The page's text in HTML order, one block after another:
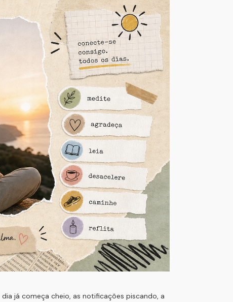
já começa cheio, as notificações piscando, a